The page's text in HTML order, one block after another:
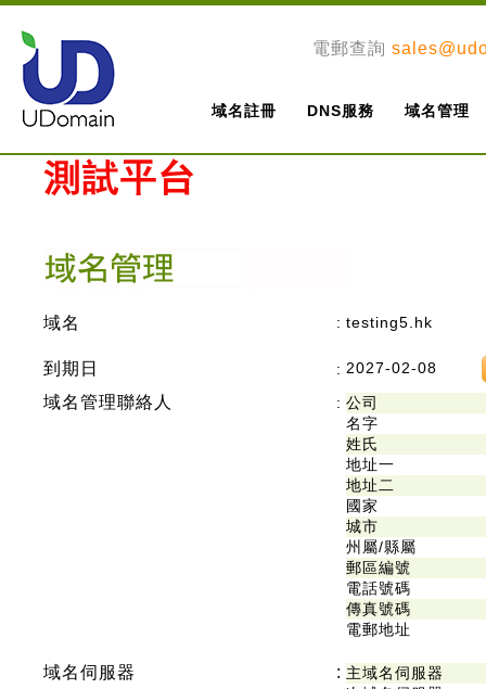
電郵查詢
域名註冊 DNS服務 域名管理
域名 : testing5.hk
到期日 : 2027-02-08
域名管理聯絡人 : 公司
名字
姓氏
地址一
地址二
國家
城市
州屬/縣屬
郵區編號
電話號碼
傳真號碼
電郵地址
域名伺服器 : 主域名伺服器